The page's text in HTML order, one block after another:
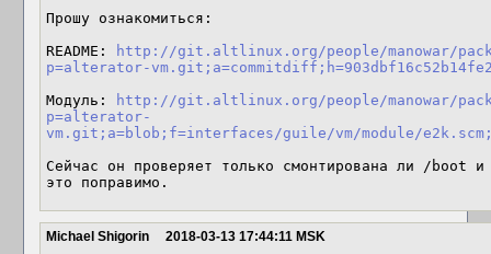
Прошу ознакомиться:
README:
http://git.altlinux.org/people/manowar/
p=alterator-
Модуль:
http://git.altlinux.org/people/manowar/
p=alterator-
vm.git;a=blob;f=interfaces/guile/vm/module/
Сейчас он проверяет только смонтирована ли /boot
это поправимо.
Michael Shigorin 2018-03-13 17:44:11 MSK